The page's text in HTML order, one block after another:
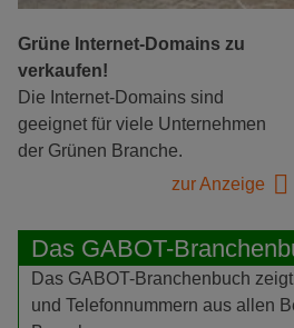
Grüne Internet-Domains zu
verkaufen!
Die Internet-Domains sind
geeignet für viele Unternehmen
der Grünen Branche.
zur Anzeige
Das GABOT-
Das GABOT-Branchenbuch
und Telefonnummern aus allen